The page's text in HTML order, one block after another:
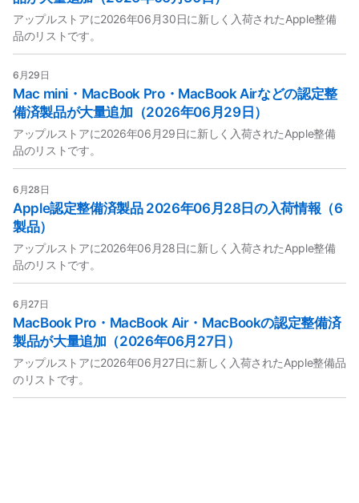
アップルストアに2026年06月30日に新しく入荷されたApple整備
品のリストです。
6月29日
Mac mini・MacBook Pro・MacBook Airなどの認定整
備済製品が大量追加（2026年06月29日）
アップルストアに2026年06月29日に新しく入荷されたApple整備
品のリストです。
6月28日
Apple認定整備済製品 2026年06月28日の入荷情報（6
製品）
アップルストアに2026年06月28日に新しく入荷されたApple整備
品のリストです。
6月27日
MacBook Pro・MacBook Air・MacBookの認定整備済
製品が大量追加（2026年06月27日）
アップルストアに2026年06月27日に新しく入荷されたApple整備品
のリストです。